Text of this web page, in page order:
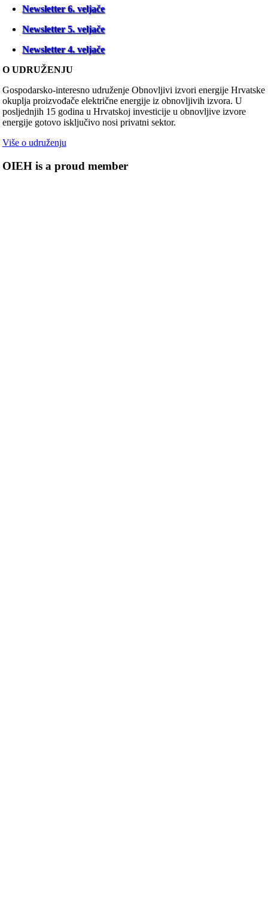
Newsletter 6. veljače
Newsletter 5. veljače
Newsletter 4. veljače
O UDRUŽENJU
Gospodarsko-interesno udruženje Obnovljivi izvori energije Hrvatske
okuplja proizvođače električne energije iz obnovljivih izvora. U
posljednjih 15 godina u Hrvatskoj investicije u obnovljive izvore
energije gotovo isključivo nosi privatni sektor.
Više o udruženju
OIEH is a proud member